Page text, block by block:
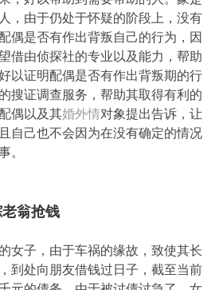
，由于仍处于怀疑的阶段上，没有
偶是否有作出背叛自己的行为，因
借由侦探社的专业以及能力，帮助
以证明配偶是否有作出背叛期的行
搜证调查服务，帮助其取得有利的
偶以及其婚外情对象提出告诉，让
自己也不会因为在没有确定的情况
。
翁抢钱
女子，由于车祸的缘故，致使其长
到处向朋友借钱过日子，截至当前